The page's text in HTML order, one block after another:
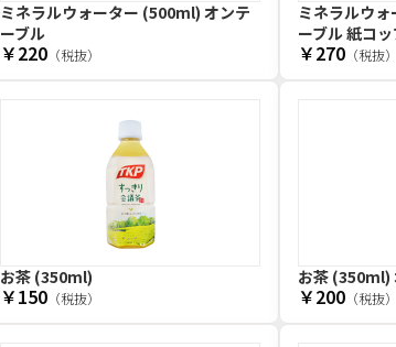
ミネラルウォーター (500ml) オンテ
ーブル
￥220 （税抜）
ミネラルウ
ーブル 紙コ
￥270（税抜）
お茶 (350ml)
￥150 （税抜）
お茶 (350ml)
￥200（税抜）